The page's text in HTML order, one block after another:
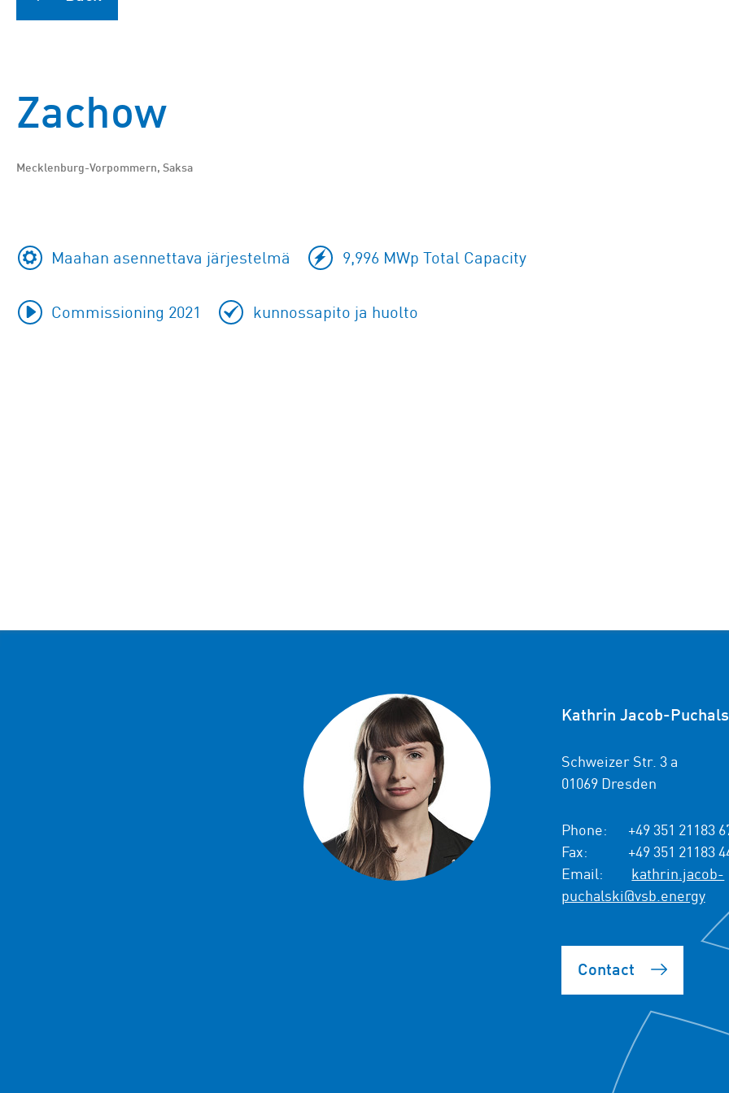
Zachow
Mecklenburg-Vorpommern, Saksa
Maahan asennettava järjestelmä 9,996 MWp Total Capacity
Commissioning 2021 kunnossapito ja huolto
Kathrin Jacob-
Schweizer Str. 3 a
01069 Dresden
Phone:
+49 351 21183
Fax:
+49 351 21183
Email:
kathrin.jacob-
puchalski@vsb.energy
Contact